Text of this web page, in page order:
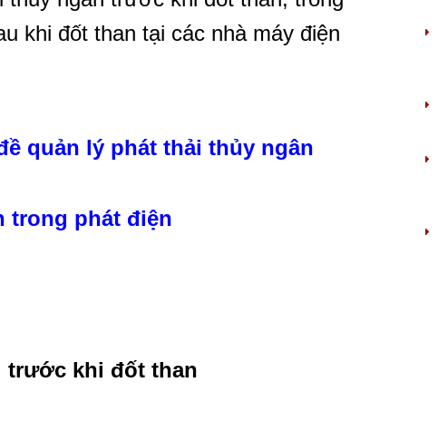
khi đốt than tại các nhà máy điện
quản lý phát thải thủy ngân
trong phát điện
trước khi đốt than